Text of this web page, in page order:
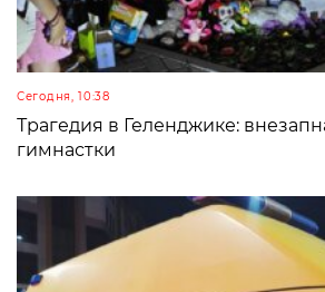
Сегодня, 10:38
Трагедия в Геленджике:
гимнастки